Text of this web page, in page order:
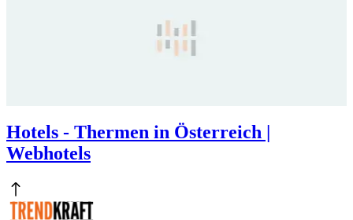
Hotels - Thermen in Österreich |
Webhotels